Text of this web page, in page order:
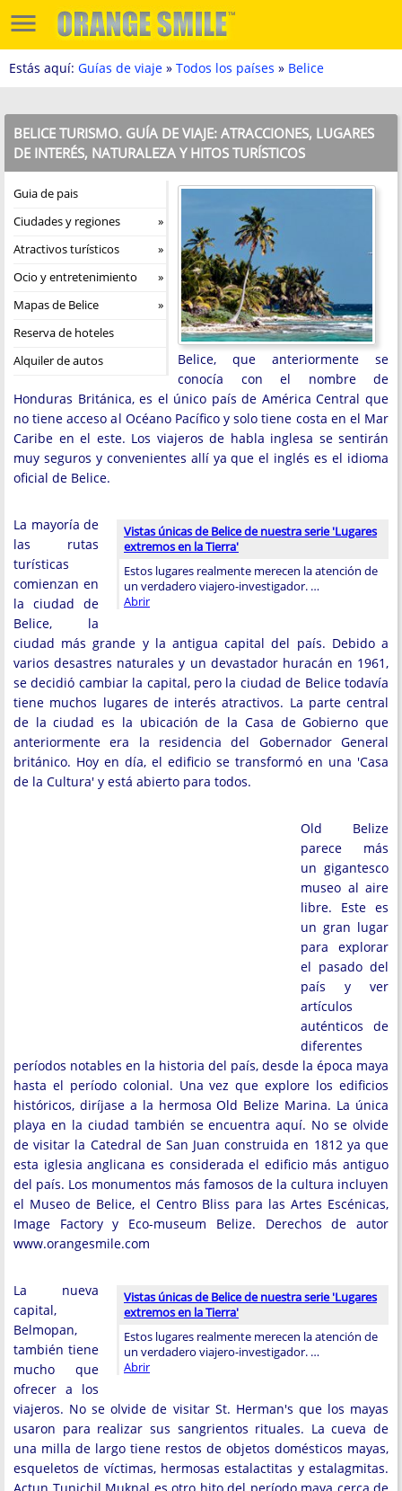
Estás aquí: Guías de viaje » Todos los países » Belice
BELICE TURISMO. GUÍA DE VIAJE: ATRACCIONES, LUGARES
DE INTERÉS, NATURALEZA Y HITOS TURÍSTICOS
Guia de pais
Ciudades y regiones
Atractivos turísticos
Ocio y entretenimiento
Mapas de Belice
Reserva de hoteles
Alquiler de autos
Belice, que anteriormente se
conocía con el nombre de
Honduras Británica, es el único país de América Central que
no tiene acceso al Océano Pacífico y solo tiene costa en el Mar
Caribe en el este. Los viajeros de habla inglesa se sentirán
muy seguros y convenientes allí ya que el inglés es el idioma
oficial de Belice.
Vistas únicas de Belice de nuestra serie 'Lugares
extremos en la Tierra'
Estos lugares realmente merecen la atención de
un verdadero viajero-investigador. …
Abrir
La mayoría de
las rutas
turísticas
comienzan en
la ciudad de
Belice, la
ciudad más grande y la antigua capital del país. Debido a
varios desastres naturales y un devastador huracán en 1961,
se decidió cambiar la capital, pero la ciudad de Belice todavía
tiene muchos lugares de interés atractivos. La parte central
de la ciudad es la ubicación de la Casa de Gobierno que
anteriormente era la residencia del Gobernador General
británico. Hoy en día, el edificio se transformó en una 'Casa
de la Cultura' y está abierto para todos.
Old Belize
parece más
un gigantesco
museo al aire
libre. Este es
un gran lugar
para explorar
el pasado del
país y ver
artículos
auténticos de
diferentes
períodos notables en la historia del país, desde la época maya
hasta el período colonial. Una vez que explore los edificios
históricos, diríjase a la hermosa Old Belize Marina. La única
playa en la ciudad también se encuentra aquí. No se olvide
de visitar la Catedral de San Juan construida en 1812 ya que
esta iglesia anglicana es considerada el edificio más antiguo
del país. Los monumentos más famosos de la cultura incluyen
el Museo de Belice, el Centro Bliss para las Artes Escénicas,
Image Factory y Eco-museum Belize. Derechos de autor
www.orangesmile.com
Vistas únicas de Belice de nuestra serie 'Lugares
extremos en la Tierra'
Estos lugares realmente merecen la atención de
un verdadero viajero-investigador. …
Abrir
La nueva
capital,
Belmopan,
también tiene
mucho que
ofrecer a los
viajeros. No se olvide de visitar St. Herman's que los mayas
usaron para realizar sus sangrientos rituales. La cueva de
una milla de largo tiene restos de objetos domésticos mayas,
esqueletos de víctimas, hermosas estalactitas y estalagmitas.